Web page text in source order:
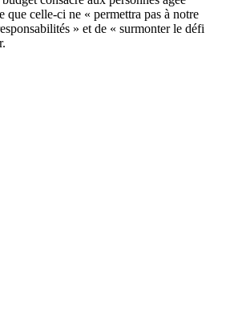
que celle-ci ne « permettra pas à notre
» et de « surmonter le défi